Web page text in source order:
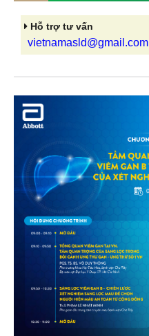
Hỗ trợ tư vấn
vietnamasld@gmail.com